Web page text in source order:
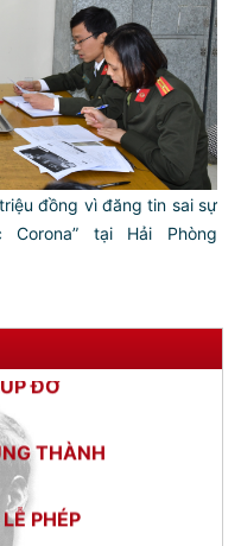
đồng vì đăng tin sai sự
tại Hải Phòng
MỆNH LÀ:
CHÍNH
THÀNH
PHÉP